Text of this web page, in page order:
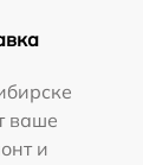
ваше
и